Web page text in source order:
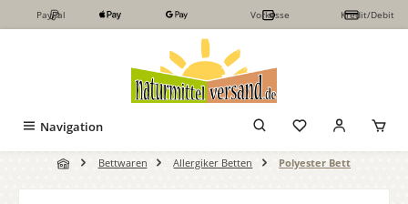
Zum Hauptinhalt springen
PayPal Vorkasse Kredit/Debit
Navigation
Bettwaren Allergiker Betten Polyester Bett